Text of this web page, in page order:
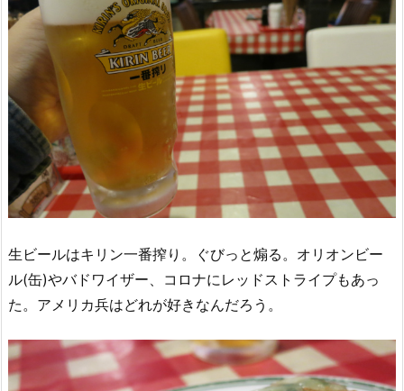
生ビールはキリン一番搾り。ぐびっと煽る。オリオンビー
ル(缶)やバドワイザー、コロナにレッドストライプもあっ
た。アメリカ兵はどれが好きなんだろう。